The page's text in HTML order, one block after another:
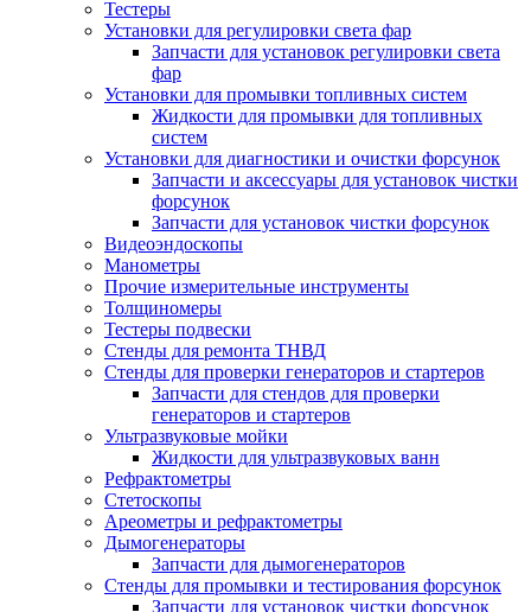
Тестеры
Установки для регулировки света фар
Запчасти для установок регулировки света
фар
Установки для промывки топливных систем
Жидкости для промывки для топливных
систем
Установки для диагностики и очистки форсунок
Запчасти и аксессуары для установок чистки
форсунок
Запчасти для установок чистки форсунок
Видеоэндоскопы
Манометры
Прочие измерительные инструменты
Толщиномеры
Тестеры подвески
Стенды для ремонта ТНВД
Стенды для проверки генераторов и стартеров
Запчасти для стендов для проверки
генераторов и стартеров
Ультразвуковые мойки
Жидкости для ультразвуковых ванн
Рефрактометры
Стетоскопы
Ареометры и рефрактометры
Дымогенераторы
Запчасти для дымогенераторов
Стенды для промывки и тестирования форсунок
Запчасти для установок чистки форсунок